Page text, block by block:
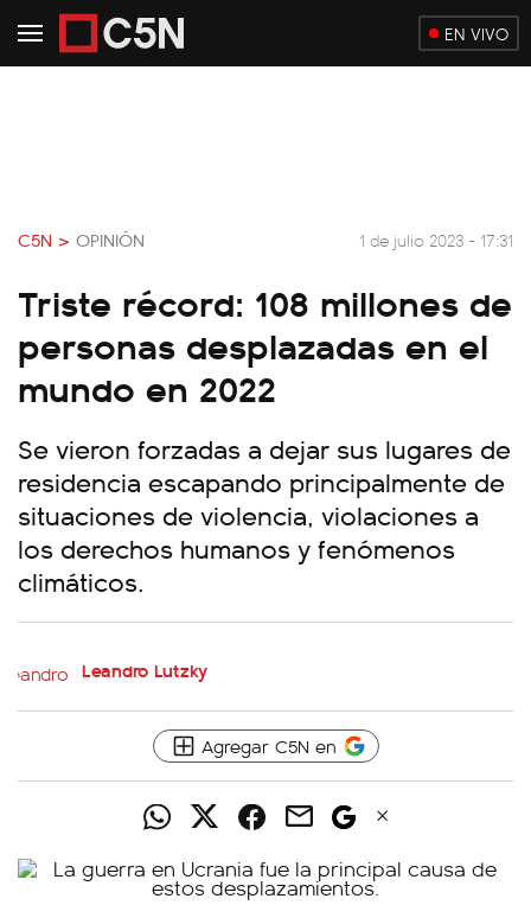
EN VIVO
C5N > OPINIÓN 1 de julio 2023 - 17:31
Triste récord: 108 millones de
personas desplazadas en el
mundo en 2022
Se vieron forzadas a dejar sus lugares de
residencia escapando principalmente de
situaciones de violencia, violaciones a
los derechos humanos y fenómenos
climáticos.
Leandro Lutzky
Agregar C5N en